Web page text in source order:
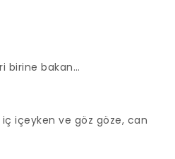
birine bakan…
içeyken ve göz göze, can